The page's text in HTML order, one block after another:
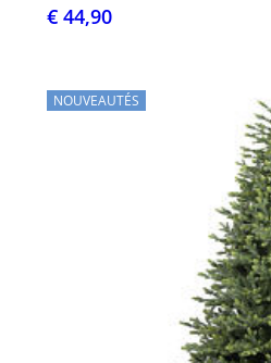
€ 44,90
NOUVEAUTÉS